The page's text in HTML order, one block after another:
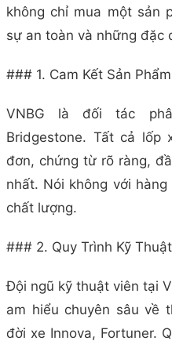
không chỉ mua một sản
sự an toàn và những đặc
### 1. Cam Kết Sản
VNBG là đối tác
Bridgestone. Tất cả lốp
đơn, chứng từ rõ ràng,
nhất. Nói không với
chất lượng.
### 2. Quy Trình Kỹ
Đội ngũ kỹ thuật viên tại
am hiểu chuyên sâu về
đời xe Innova, Fortuner.